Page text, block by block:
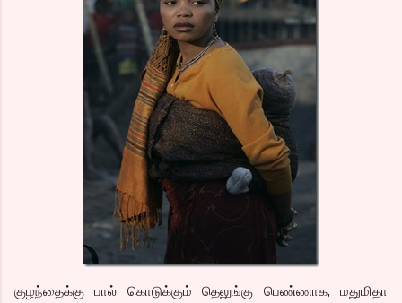
குழந்தைக்கு பால் கொடுக்கும் தெலுங்கு பெண்ணாக, மதுமிதா